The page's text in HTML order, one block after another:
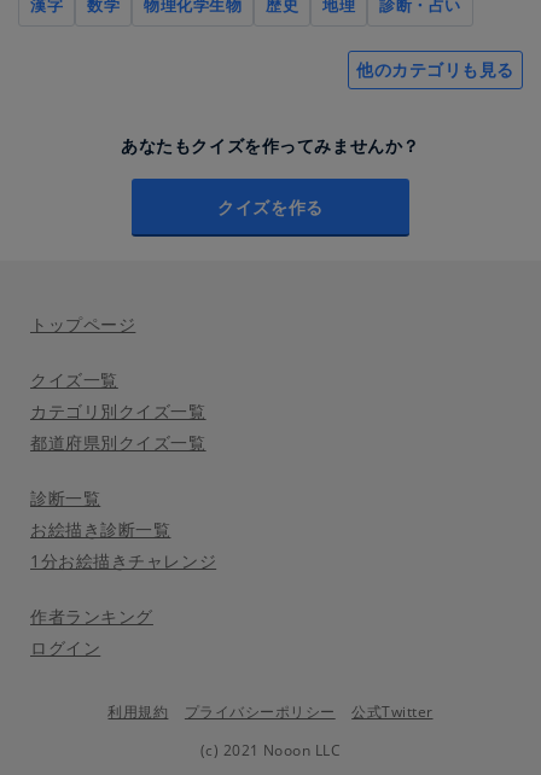
漢字
数学 物理化学生物 歴史 地理 診断・占い
他のカテゴリも見る
あなたもクイズを作ってみませんか？
クイズを作る
トップページ
クイズ一覧
カテゴリ別クイズ一覧
都道府県別クイズ一覧
診断一覧
お絵描き診断一覧
1分お絵描きチャレンジ
作者ランキング
ログイン
利用規約 プライバシーポリシー
公式Twitter
(c) 2021 Nooon LLC